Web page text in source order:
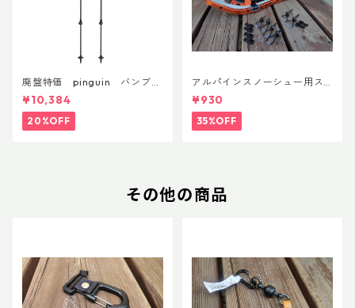
廃盤特価 pinguin バンブー
FLフォーム(ペア)
¥10,384
20%OFF
アルパインスノーシュー用ス
トラップキャッチ(ペア)
¥930
35%OFF
その他の商品